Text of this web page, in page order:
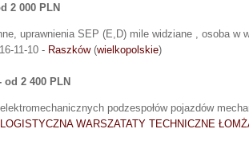
2 000 PLN
uprawnienia SEP (E,D) mile widziane , osoba w
11-10 - Raszków(wielkopolskie)
od 2 400 PLN
podzespołów pojazdów
WARSZATATY TECHNICZNE